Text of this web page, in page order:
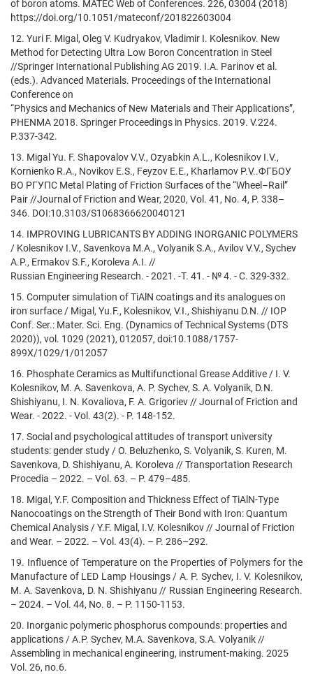
of boron atoms. MATEC Web of Conferences. 226, 03004 (2018)
https://doi.org/10.1051/mateconf/201822603004
12. Yuri F. Migal, Oleg V. Kudryakov, Vladimir I. Kolesnikov. New
Method for Detecting Ultra Low Boron Concentration in Steel
//Springer International Publishing AG 2019. I.A. Parinov et al.
(eds.). Advanced Materials. Proceedings of the International
Conference on
“Physics and Mechanics of New Materials and Their Applications”,
PHENMA 2018. Springer Proceedings in Physics. 2019. V.224.
P.337-342.
13. Migal Yu. F. Shapovalov V.V., Ozyabkin A.L., Kolesnikov I.V.,
Kornienko R.A., Novikov E.S., Feyzov E.E., Kharlamov P.V..ФГБОУ
ВО РГУПС Metal Plating of Friction Surfaces of the “Wheel–Rail”
Pair //Journal of Friction and Wear, 2020, Vol. 41, No. 4, P. 338–
346. DOI:10.3103/S1068366620040121
14. IMPROVING LUBRICANTS BY ADDING INORGANIC POLYMERS
/ Kolesnikov I.V., Savenkova M.A., Volyanik S.A., Avilov V.V., Sychev
A.P., Ermakov S.F., Koroleva A.I. //
Russian Engineering Research. - 2021. -Т. 41. - № 4. - С. 329-332.
15. Computer simulation of TiAlN coatings and its analogues on
iron surface / Migal, Yu.F., Kolesnikov, V.I., Shishiyanu D.N. // IOP
Conf. Ser.: Mater. Sci. Eng. (Dynamics of Technical Systems (DTS
2020)), vol. 1029 (2021), 012057, doi:10.1088/1757-
899X/1029/1/012057
16. Phosphate Ceramics as Multifunctional Grease Additive / I. V.
Kolesnikov, M. A. Savenkova, A. P. Sychev, S. A. Volyanik, D.N.
Shishiyanu, I. N. Kovaliova, F. A. Grigoriev // Journal of Friction and
Wear. - 2022. - Vol. 43(2). - P. 148-152.
17. Social and psychological attitudes of transport university
students: gender study / O. Beluzhenko, S. Volyanik, S. Kuren, M.
Savenkova, D. Shishiyanu, A. Koroleva // Transportation Research
Procedia – 2022. – Vol. 63. – P. 479–485.
18. Migal, Y.F. Composition and Thickness Effect of TiAlN-Type
Nanocoatings on the Strength of Their Bond with Iron: Quantum
Chemical Analysis / Y.F. Migal, I.V. Kolesnikov // Journal of Friction
and Wear. – 2022. – Vol. 43(4). – Р. 286–292.
19. Influence of Temperature on the Properties of Polymers for the
Manufacture of LED Lamp Housings / A. P. Sychev, I. V. Kolesnikov,
M. A. Savenkova, D. N. Shishiyanu // Russian Engineering Research.
– 2024. – Vol. 44, No. 8. – P. 1150-1153.
20. Inorganic polymeric phosphorus compounds: properties and
applications / A.P. Sychev, M.A. Savenkova, S.A. Volyanik //
Assembling in mechanical engineering, instrument-making. 2025
Vol. 26, no.6.